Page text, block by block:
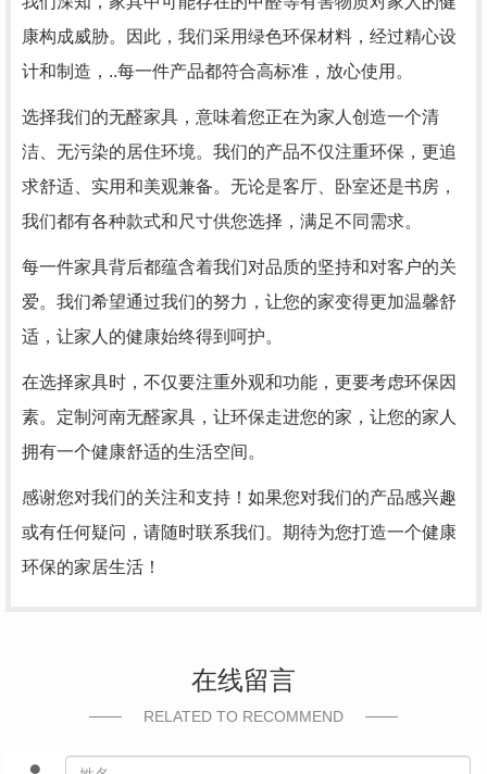
康构成威胁。因此，我们采用绿色环保材料，经过精心设
计和制造，..每一件产品都符合高标准，放心使用。
选择我们的无醛家具，意味着您正在为家人创造一个清
洁、无污染的居住环境。我们的产品不仅注重环保，更追
求舒适、实用和美观兼备。无论是客厅、卧室还是书房，
我们都有各种款式和尺寸供您选择，满足不同需求。
每一件家具背后都蕴含着我们对品质的坚持和对客户的关
爱。我们希望通过我们的努力，让您的家变得更加温馨舒
适，让家人的健康始终得到呵护。
在选择家具时，不仅要注重外观和功能，更要考虑环保因
素。定制河南无醛家具，让环保走进您的家，让您的家人
拥有一个健康舒适的生活空间。
感谢您对我们的关注和支持！如果您对我们的产品感兴趣
或有任何疑问，请随时联系我们。期待为您打造一个健康
环保的家居生活！
在线留言
RELATED TO RECOMMEND